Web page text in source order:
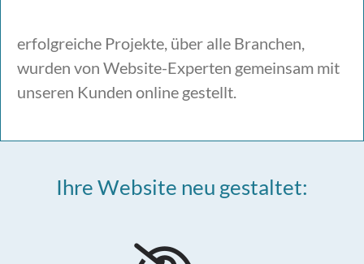
erfolgreiche Projekte, über alle Branchen,
wurden von Website-Experten gemeinsam mit
unseren Kunden online gestellt.
Ihre Website neu gestaltet: